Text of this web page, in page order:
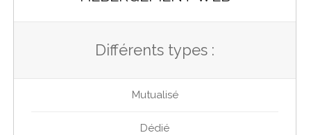
Différents types :
Mutualisé
Dédié